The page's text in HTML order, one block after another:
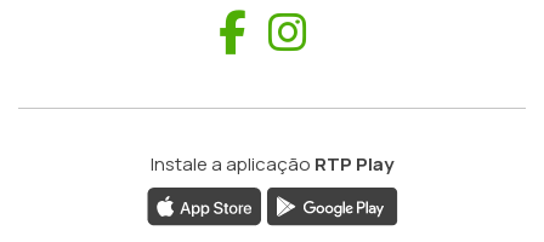
Facebook
Instale a aplicação RTP Play